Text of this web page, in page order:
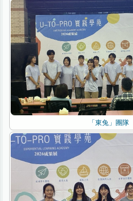
「東兔」團隊